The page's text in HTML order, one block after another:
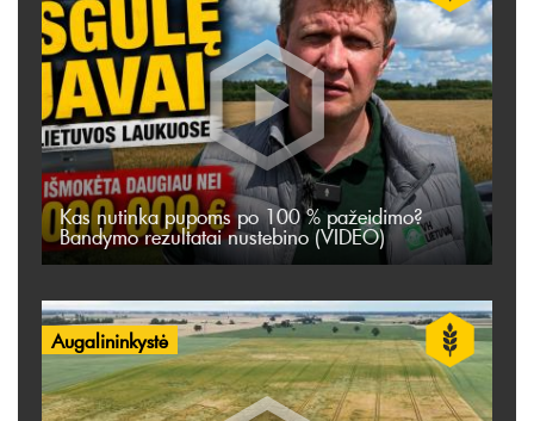
Kas nutinka pupoms po 100 % pažeidimo?
Bandymo rezultatai nustebino (VIDEO)
Augalininkystė